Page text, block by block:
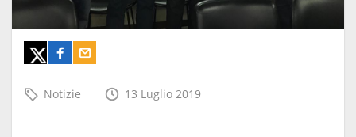
Notizie 13 Luglio 2019